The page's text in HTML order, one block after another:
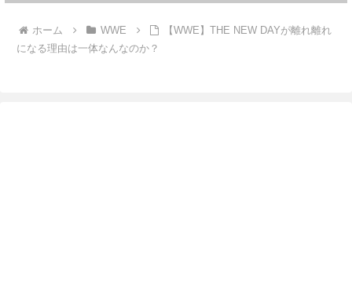
ホーム WWE
【WWE】THE NEW DAYが離れ離れ
になる理由は一体なんなのか？